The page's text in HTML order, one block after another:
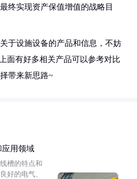
终实现资产保值增值的战略目
于设施设备的产品和信息，不妨
面有好多相关产品可以参考对比
带来新思路~
应用领域
槽的特点和
好的电气、